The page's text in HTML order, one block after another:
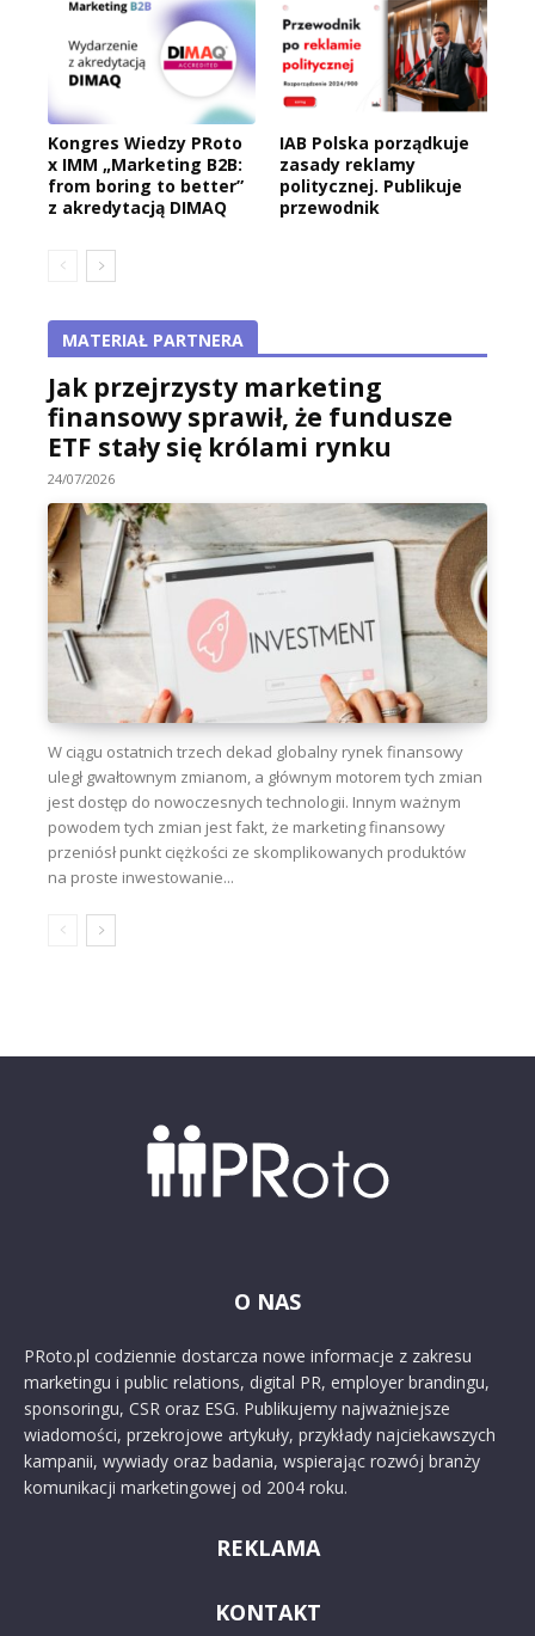
Kongres Wiedzy PRoto
x IMM „Marketing B2B:
from boring to better”
z akredytacją DIMAQ
IAB Polska porządkuje
zasady reklamy
politycznej. Publikuje
przewodnik
MATERIAŁ PARTNERA
Jak przejrzysty marketing
finansowy sprawił, że fundusze
ETF stały się królami rynku
24/07/2026
W ciągu ostatnich trzech dekad globalny rynek finansowy
uległ gwałtownym zmianom, a głównym motorem tych zmian
jest dostęp do nowoczesnych technologii. Innym ważnym
powodem tych zmian jest fakt, że marketing finansowy
przeniósł punkt ciężkości ze skomplikowanych produktów
na proste inwestowanie...
O NAS
PRoto.pl codziennie dostarcza nowe informacje z zakresu
marketingu i public relations, digital PR, employer brandingu,
sponsoringu, CSR oraz ESG. Publikujemy najważniejsze
wiadomości, przekrojowe artykuły, przykłady najciekawszych
kampanii, wywiady oraz badania, wspierając rozwój branży
komunikacji marketingowej od 2004 roku.
REKLAMA
KONTAKT